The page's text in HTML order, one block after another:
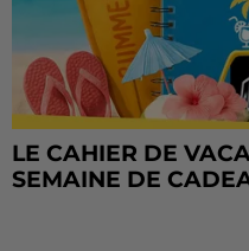
LE CAHIER DE
SEMAINE DE